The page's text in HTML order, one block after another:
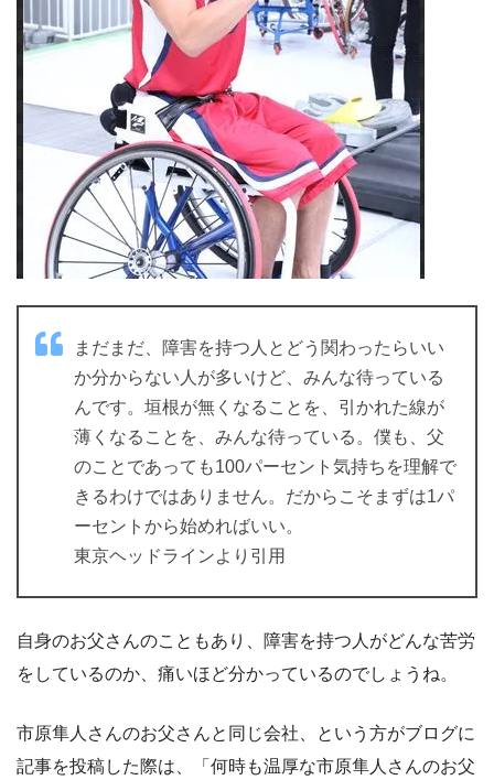
まだまだ、障害を持つ人とどう関わったらいい
か分からない人が多いけど、みんな待っている
んです。垣根が無くなることを、引かれた線が
薄くなることを、みんな待っている。僕も、父
のことであっても100パーセント気持ちを理解で
きるわけではありません。だからこそまずは1パ
ーセントから始めればいい。
東京ヘッドラインより引用
自身のお父さんのこともあり、障害を持つ人がどんな苦労
をしているのか、痛いほど分かっているのでしょうね。
市原隼人さんのお父さんと同じ会社、という方がブログに
記事を投稿した際は、「何時も温厚な市原隼人さんのお父